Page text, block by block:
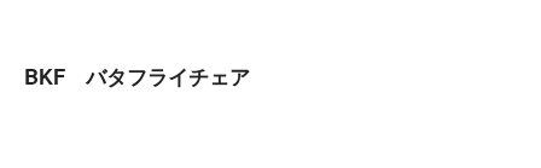
BKF バタフライチェア